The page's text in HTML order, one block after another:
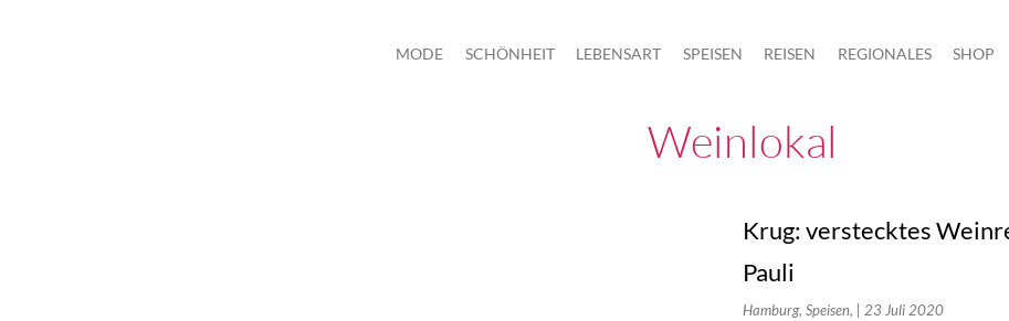
MODE SCHÖNHEIT LEBENSART SPEISEN REISEN REGIONALES SHOP
Weinlokal
Krug: verstecktes
Pauli
Hamburg, Speisen, | 23 Juli 2020